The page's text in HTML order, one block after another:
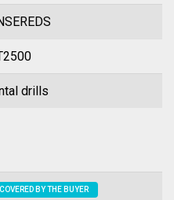
drills
BY THE BUYER